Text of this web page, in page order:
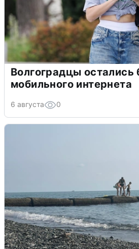
Волгоградцы остались
мобильного интернета
6 августа 0